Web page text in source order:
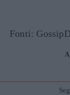
Fonti: